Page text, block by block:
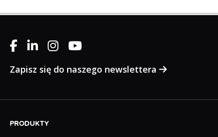
Zapisz się do naszego newslettera
PRODUKTY